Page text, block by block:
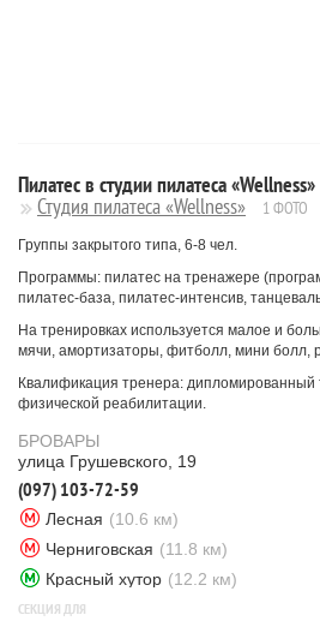
Пилатес в студии пилатеса «Wellness»
Студия пилатеса «Wellness» 1 ФОТО
Группы закрытого типа, 6-8 чел.
Программы: пилатес на тренажере
пилатес-база, пилатес-интенсив,
На тренировках используется малое и
мячи, амортизаторы, фитболл, мини болл,
Квалификация тренера: дипломированный
физической реабилитации.
БРОВАРЫ
улица Грушевского, 19
(097) 103-72-59
Лесная (10.6 км)
Черниговская (11.8 км)
Красный хутор (12.2 км)
СЕКЦИЯ ДЛЯ